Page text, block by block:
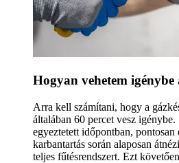
Hogyan vehetem
Arra kell számítani, hogy a
általában 60 percet vesz
egyeztetett időpontban, pontosan
karbantartás során alaposan
teljes fűtésrendszert. Ezt